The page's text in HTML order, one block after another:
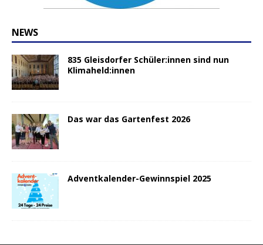
NEWS
835 Gleisdorfer Schüler:innen sind nun
Klimaheld:innen
Das war das Gartenfest 2026
Adventkalender-Gewinnspiel 2025